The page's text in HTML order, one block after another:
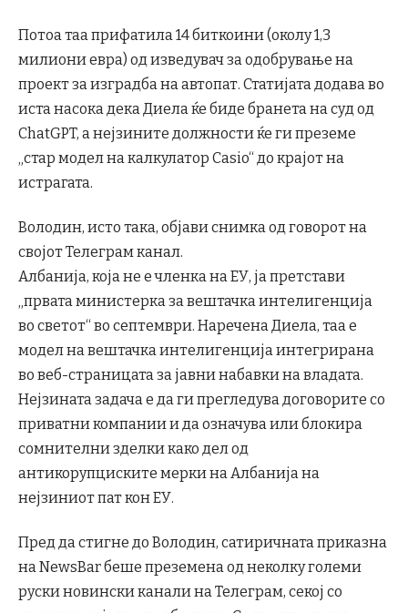
Потоа таа прифатила 14 биткоини (околу 1,3
милиони евра) од изведувач за одобрување на
проект за изградба на автопат. Статијата додава во
иста насока дека Диела ќе биде бранета на суд од
ChatGPT, а нејзините должности ќе ги преземе
„стар модел на калкулатор Casio“ до крајот на
истрагата.
Володин, исто така, објави снимка од говорот на
својот Телеграм канал.
Албанија, која не е членка на ЕУ, ја претстави
„првата министерка за вештачка интелигенција
во светот“ во септември. Наречена Диела, таа е
модел на вештачка интелигенција интегрирана
во веб-страницата за јавни набавки на владата.
Нејзината задача е да ги прегледува договорите со
приватни компании и да означува или блокира
сомнителни зделки како дел од
антикорупциските мерки на Албанија на
нејзиниот пат кон ЕУ.
Пред да стигне до Володин, сатиричната приказна
на NewsBar беше преземена од неколку големи
руски новински канали на Телеграм, секој со